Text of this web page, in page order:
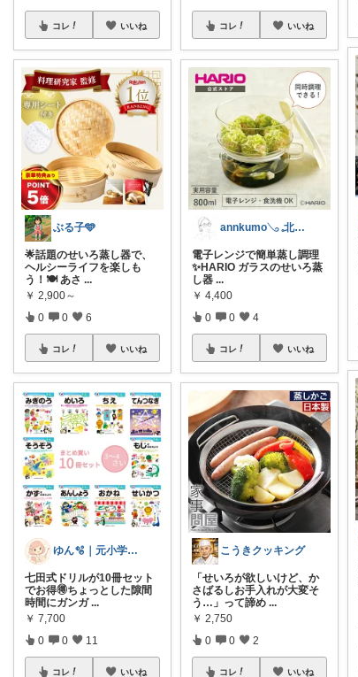
コレ いいね
ぶる子🩵
🌟話題のせいろ蒸し器で、
ヘルシーライフを楽しも
う！🍽️ あさ ...
￥ 2,900～
0 0 6
コレ いいね
ゆん🫧｜元小学校教員ママ👩‍🏫
七田式ドリルが10冊セット
でお得🉐ちょっとした隙間
時間にガンガ ...
￥ 7,700
0 0 11
コレ いいね
コレ いいね
annkumo𓂅 𓈒北欧ゆるミニマル
電子レンジで簡単蒸し調理
✨HARIO ガラスのせいろ蒸
し器 ...
￥ 4,400
0 0 4
コレ いいね
こうきクッキング
「せいろが欲しいけど、か
さばるしお手入れが大変そ
う…」って諦め ...
￥ 2,750
0 0 2
コレ いいね